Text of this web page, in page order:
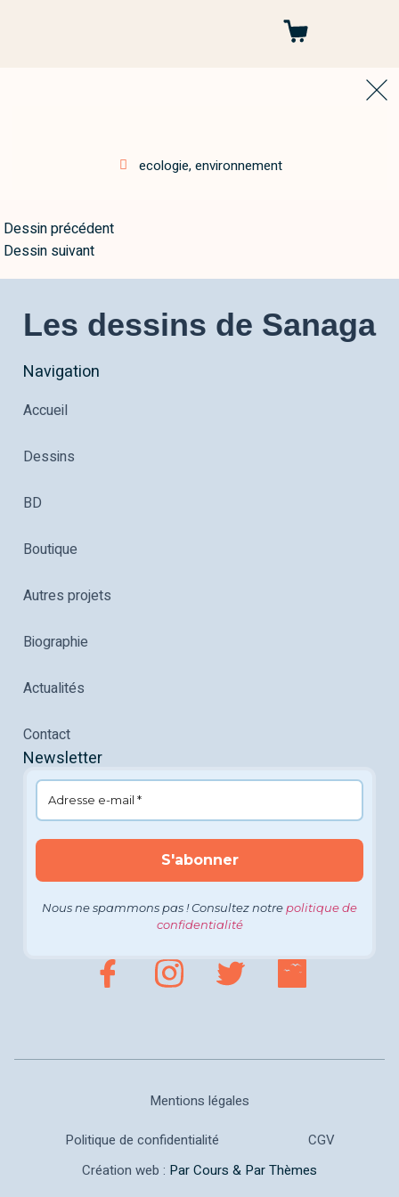
ecologie,environnement
Dessin précédent
Dessin suivant
Les dessins de Sanaga
Navigation
Accueil
Dessins
BD
Boutique
Autres projets
Biographie
Actualités
Contact
Newsletter
Nous ne spammons pas ! Consultez notrepolitique de
confidentialité
Mentions légales
Politique de confidentialité
CGV
Création web : Par Cours & Par Thèmes